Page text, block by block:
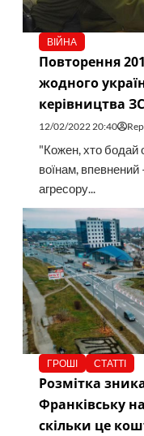
ВІЙНА
Повторення
жодного
керівництва
12/02/2022 20:40
"Кожен, хто бодай
воїнам,
агресору...
ГРОШІ СТАТТІ
Розмітка
Франківську
скільки це